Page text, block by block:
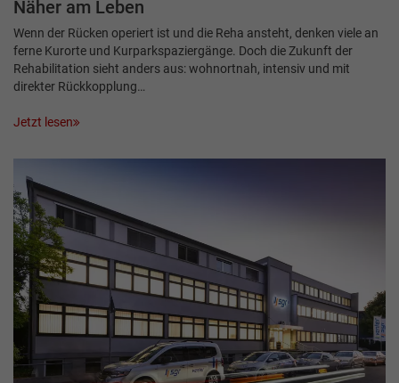
Näher am Leben
Wenn der Rücken operiert ist und die Reha ansteht, denken viele an
ferne Kurorte und Kurparkspaziergänge. Doch die Zukunft der
Rehabilitation sieht anders aus: wohnortnah, intensiv und mit
direkter Rückkopplung…
Jetzt lesen